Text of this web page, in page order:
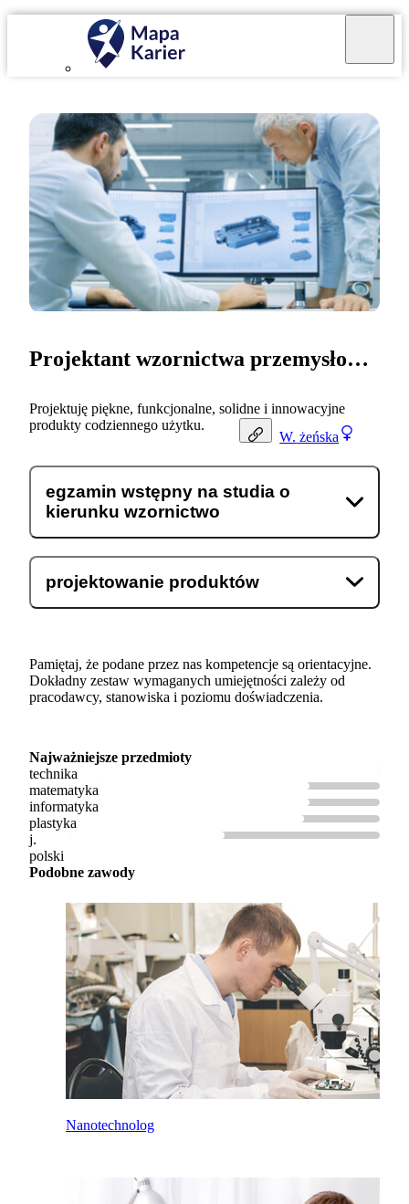
W. żeńska
Projektant wzornictwa przemysłowego
Projektuję piękne, funkcjonalne, solidne i innowacyjne
produkty codziennego użytku.
egzamin wstępny na studia o
kierunku wzornictwo
projektowanie produktów
Pamiętaj, że podane przez nas kompetencje są orientacyjne.
Dokładny zestaw wymaganych umiejętności zależy od
pracodawcy, stanowiska i poziomu doświadczenia.
Najważniejsze przedmioty
technika
matematyka
informatyka
plastyka
j.
polski
Podobne zawody
Nanotechnolog